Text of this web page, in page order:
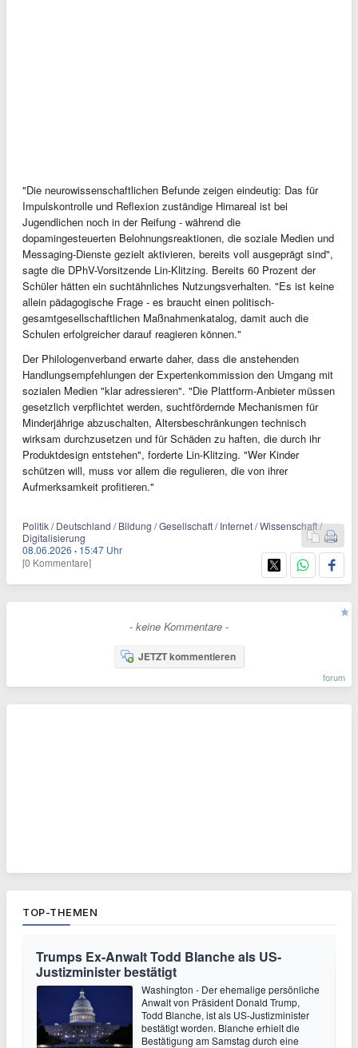
"Die neurowissenschaftlichen Befunde zeigen eindeutig: Das für
Impulskontrolle und Reflexion zuständige Hirnareal ist bei
Jugendlichen noch in der Reifung - während die
dopamingesteuerten Belohnungsreaktionen, die soziale Medien und
Messaging-Dienste gezielt aktivieren, bereits voll ausgeprägt sind",
sagte die DPhV-Vorsitzende Lin-Klitzing. Bereits 60 Prozent der
Schüler hätten ein suchtähnliches Nutzungsverhalten. "Es ist keine
allein pädagogische Frage - es braucht einen politisch-
gesamtgesellschaftlichen Maßnahmenkatalog, damit auch die
Schulen erfolgreicher darauf reagieren können."
Der Philologenverband erwarte daher, dass die anstehenden
Handlungsempfehlungen der Expertenkommission den Umgang mit
sozialen Medien "klar adressieren". "Die Plattform-Anbieter müssen
gesetzlich verpflichtet werden, suchtfördernde Mechanismen für
Minderjährige abzuschalten, Altersbeschränkungen technisch
wirksam durchzusetzen und für Schäden zu haften, die durch ihr
Produktdesign entstehen", forderte Lin-Klitzing. "Wer Kinder
schützen will, muss vor allem die regulieren, die von ihrer
Aufmerksamkeit profitieren."
Politik / Deutschland / Bildung / Gesellschaft / Internet / Wissenschaft /
Digitalisierung
08.06.2026 · 15:47 Uhr
[0 Kommentare]
- keine Kommentare -
JETZT kommentieren
forum
TOP-THEMEN
Trumps Ex-Anwalt Todd Blanche als US-
Justizminister bestätigt
Washington - Der ehemalige persönliche
Anwalt von Präsident Donald Trump,
Todd Blanche, ist als US-Justizminister
bestätigt worden. Blanche erhielt die
Bestätigung am Samstag durch eine